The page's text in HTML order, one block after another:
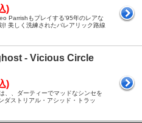
)
Parrishもプレイする'95年のレアな
! 美しく洗練されたバレアリック路線
- Vicious Circle
)
、、ダーティーでマッドなシンセを
ダストリアル・アシッド・トラッ